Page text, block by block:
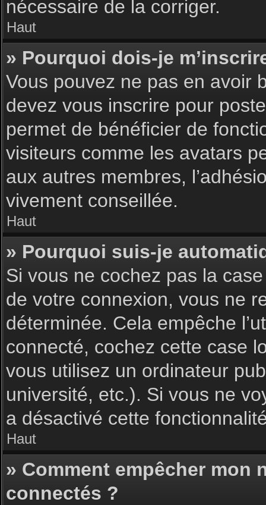
nécessaire de la corriger.
Haut
» Pourquoi dois-je
Vous pouvez ne pas en avoir
devez vous inscrire pour
permet de bénéficier de
visiteurs comme les avatars
aux autres membres,
vivement conseillée.
Haut
» Pourquoi suis-je
Si vous ne cochez pas la
de votre connexion, vous ne
déterminée. Cela empêche
connecté, cochez cette case
vous utilisez un ordinateur
université, etc.). Si vous ne
a désactivé cette
Haut
» Comment empêcher mon
connectés ?